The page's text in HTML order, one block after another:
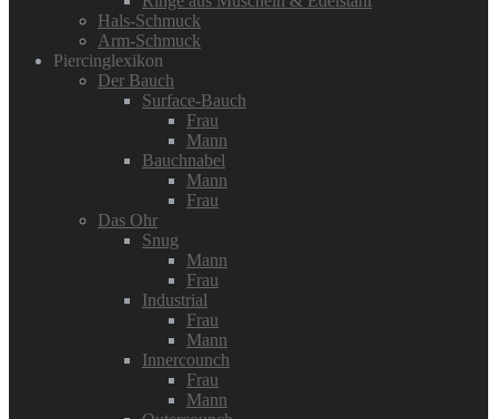
Hals-Schmuck
Arm-Schmuck
Piercinglexikon
Der Bauch
Surface-Bauch
Frau
Mann
Bauchnabel
Mann
Frau
Das Ohr
Snug
Mann
Frau
Industrial
Frau
Mann
Innercounch
Frau
Mann